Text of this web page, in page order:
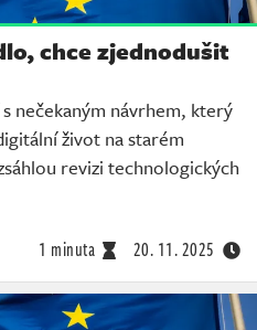
chce zjednodušit
nečekaným návrhem, který
život na starém
revizi technologických
1 minuta 20. 11. 2025